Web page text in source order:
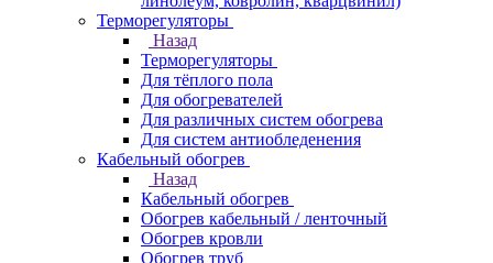
Терморегуляторы
Назад
Терморегуляторы
Для тёплого пола
Для обогревателей
Для различных систем обогрева
Для систем антиобледенения
Кабельный обогрев
Назад
Кабельный обогрев
Обогрев кабельный / ленточный
Обогрев кровли
Обогрев труб